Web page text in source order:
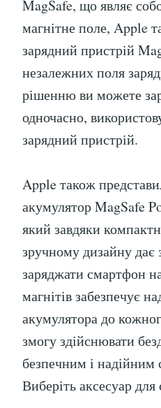
MagSafe, що являє
магнітне поле, Apple
зарядний пристрій
незалежних поля
рішенню ви можете
одночасно,
зарядний пристрій.
Apple також
акумулятор MagSafe
який завдяки
зручному дизайну дає
заряджати смартфон
магнітів забезпечує
акумулятора до
змогу здійснювати
безпечним і надійним
Виберіть аксесуар для